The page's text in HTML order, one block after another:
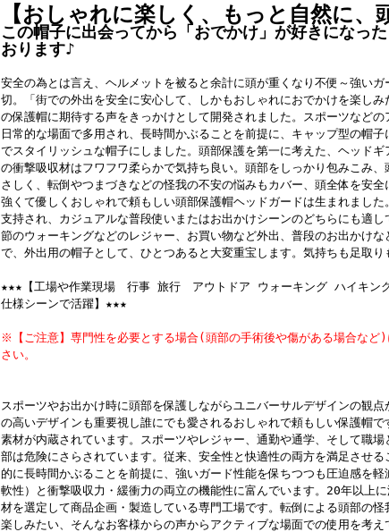
【おしゃれに楽しく、もっと自然に、
この帽子に出会ってから「おでかけ」が好きになっ
おります♪
安全の為とは言え、ヘルメットを被ると余計に頭が重くなり不便～強い
切。「街での外出を安全に安心して、しかもおしゃれにおでかけを楽し
の保護帽に期待する声をきっかけとして開発されました。スポーツなど
日常的な場面で多用され、長時間かぶることを前提に、キャップ型の帽
でスタイリッシュな帽子にしました。頭部保護を第一に考えた、ヘッド
の衝撃吸収材はフワフワ柔らかで気持ち良い。頭部をしっかり包みこみ
さしく、転倒やつまづきなどの怪我の不安の悩みもカバー、頭全体を安全
強くて優しくおしゃれで頼もしい頭部保護帽ヘッドガードは生まれまし
支持され、カジュアルな普段使いまたはお出かけシーンのどちらにも適
節のウォーキングなどのレジャー、お買い物など外出、普段のお出かけ
で、外出用の帽子として、ひとつあると大変重宝します。気持ちも足取
★★★【工場や作業現場 行事 旅行 アウトドア ウォーキング ハイキン
仕様シーンで活躍】★★★
※【ご注意】専門性を必要とする場合(頭部の手術後や傷がある場合など
さい。
スポーツやお出かけ時に頭部を保護しながらユニバーサルデザインの観
の高いデザインも重要視し誰にでも愛されるおしゃれで頼もしい保護帽
素材が内蔵されています。スポーツやレジャー、通勤や通学、そして職
部は危険にさらされています。従来、安全性と快適性の両方を満足させ
的に長時間かぶることを前提に、強いガード性能を保ちつつも圧迫感を
軟性）と衝撃吸収力・緩衝力の両立の機能性に富んでいます。20年以上
材を選定して商品企画・製造している専門工場です。転倒による頭部の
楽しみたい、そんなお客様からの声からアクティブな場面での使用を考